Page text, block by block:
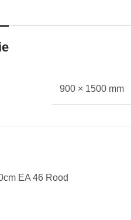
900 × 1500 mm
EA 46 Rood